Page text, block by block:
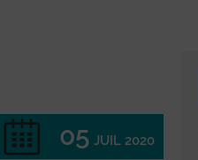
05 JUIL 2020